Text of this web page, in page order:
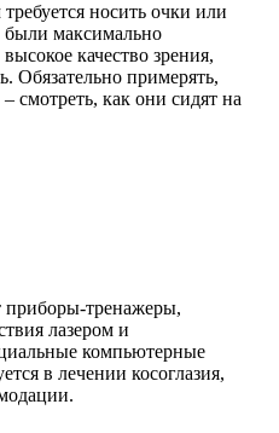
носить очки или
максимально
качество зрения,
Обязательно примерять,
смотреть, как они сидят на
приборы-тренажеры,
лазером и
компьютерные
в лечении косоглазия,